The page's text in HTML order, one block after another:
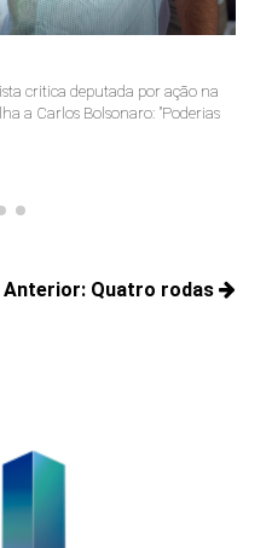
critica deputada por ação na
a Carlos Bolsonaro: "Poderias
Anterior: Quatro rodas